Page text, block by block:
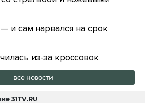
и сам нарвался на срок
из-за кроссовок
все новости
31TV.RU